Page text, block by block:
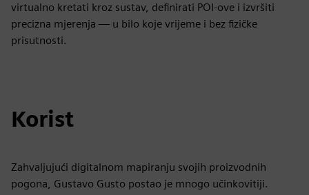
virtualno kretati kroz sustav, definirati POI-ove i izvršiti
precizna mjerenja — u bilo koje vrijeme i bez fizičke
prisutnosti.
Korist
Zahvaljujući digitalnom mapiranju svojih proizvodnih
pogona, Gustavo Gusto postao je mnogo učinkovitiji.